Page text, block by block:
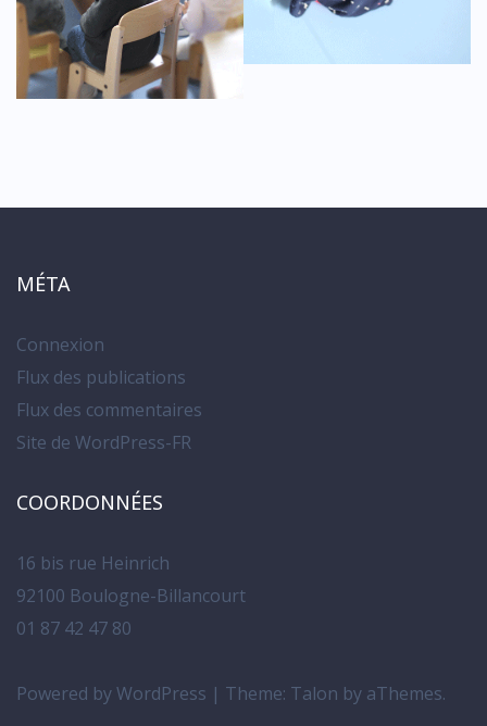
MÉTA
Connexion
Flux des publications
Flux des commentaires
Site de WordPress-FR
COORDONNÉES
16 bis rue Heinrich
92100 Boulogne-Billancourt
01 87 42 47 80
Powered by WordPress | Theme: Talon by aThemes.